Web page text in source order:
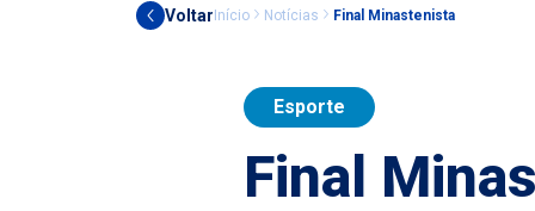
VoltarInício Notícias Final Minastenista
Esporte
Final